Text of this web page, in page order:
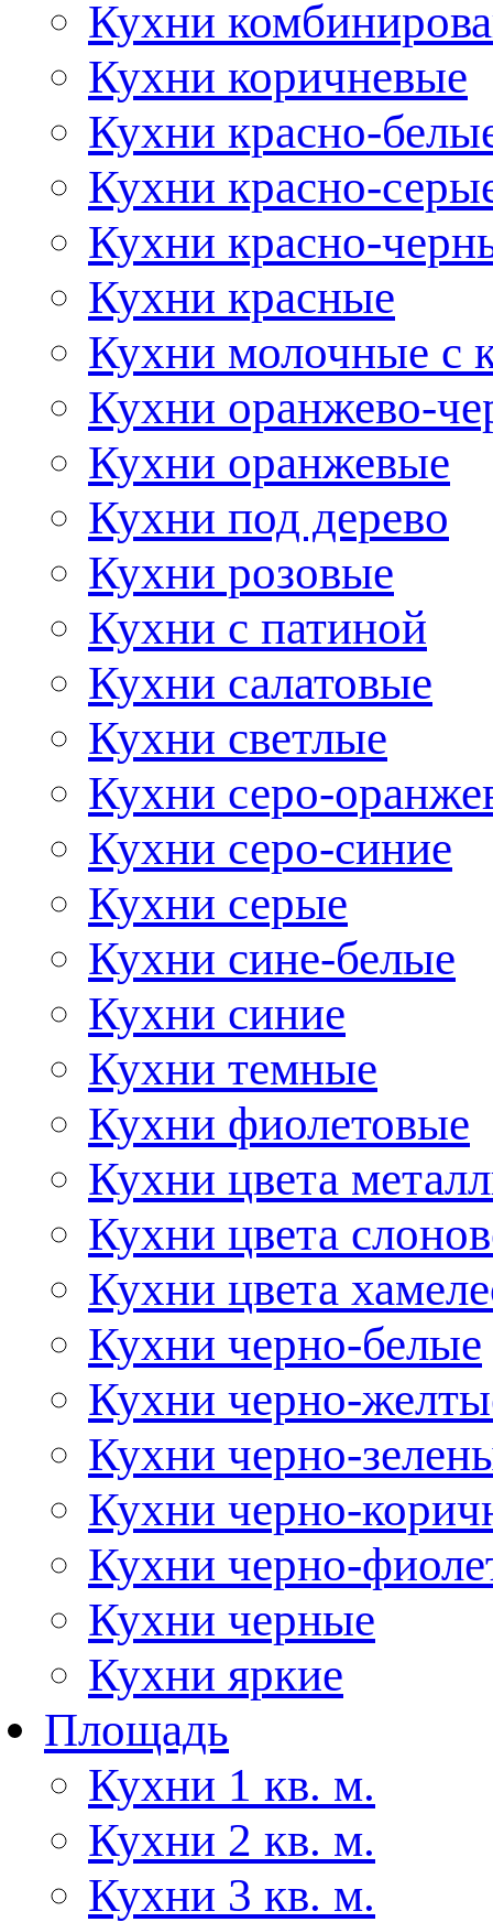
Кухни
Кухни коричневые
Кухни красно-
Кухни красно-
Кухни красно-
Кухни красные
Кухни молочные с
Кухни оранжево-
Кухни оранжевые
Кухни под дерево
Кухни розовые
Кухни с патиной
Кухни салатовые
Кухни светлые
Кухни серо-
Кухни серо-синие
Кухни серые
Кухни сине-белые
Кухни синие
Кухни темные
Кухни фиолетовые
Кухни цвета
Кухни цвета
Кухни цвета
Кухни черно-белые
Кухни черно-
Кухни черно-
Кухни черно-
Кухни черно-
Кухни черные
Кухни яркие
Площадь
Кухни 1 кв. м.
Кухни 2 кв. м.
Кухни 3 кв. м.